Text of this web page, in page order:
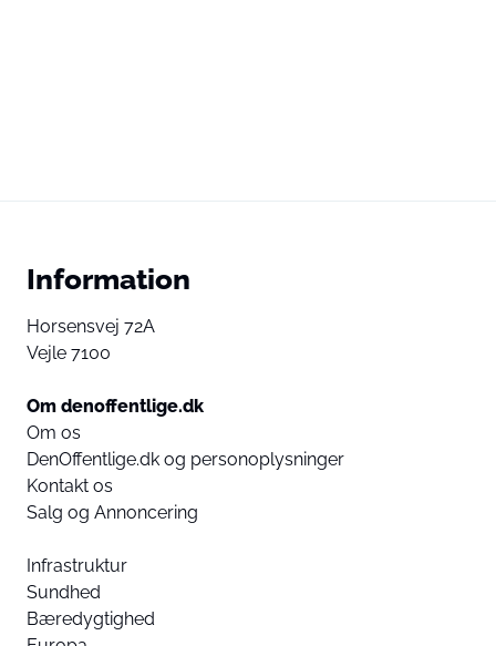
Information
Horsensvej 72A
Vejle 7100
Om denoffentlige.dk
Om os
DenOffentlige.dk og personoplysninger
Kontakt os
Salg og Annoncering
Infrastruktur
Sundhed
Bæredygtighed